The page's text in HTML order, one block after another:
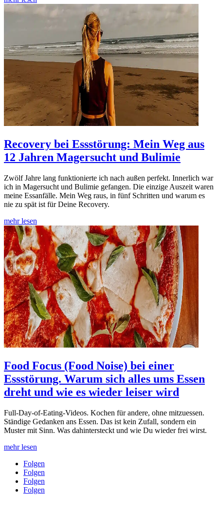
Recovery bei Essstörung: Mein Weg aus
12 Jahren Magersucht und Bulimie
Zwölf Jahre lang funktionierte ich nach außen perfekt. Innerlich war
ich in Magersucht und Bulimie gefangen. Die einzige Auszeit waren
meine Essanfälle. Mein Weg raus, in fünf Schritten und warum es
nie zu spät ist für Deine Recovery.
mehr lesen
Food Focus (Food Noise) bei einer
Essstörung. Warum sich alles ums Essen
dreht und wie es wieder leiser wird
Full-Day-of-Eating-Videos. Kochen für andere, ohne mitzuessen.
Ständige Gedanken ans Essen. Das ist kein Zufall, sondern ein
Muster mit Sinn. Was dahintersteckt und wie Du wieder frei wirst.
mehr lesen
Folgen
Folgen
Folgen
Folgen